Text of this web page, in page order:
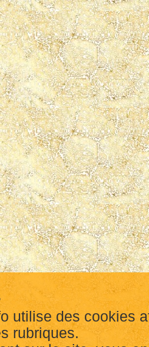
utilise des cookies
rubriques.